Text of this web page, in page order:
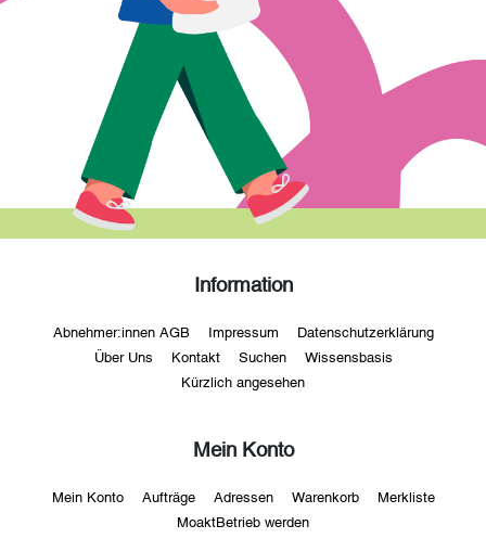
Information
Abnehmer:innen AGB Impressum Datenschutzerklärung
Über Uns Kontakt Suchen Wissensbasis
Kürzlich angesehen
Mein Konto
Mein Konto Aufträge Adressen Warenkorb Merkliste
MoaktBetrieb werden